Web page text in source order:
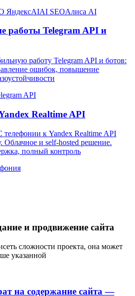
ЯндексAIAI SEOАлиса AI
работы Telegram API и
работу Telegram API и ботов:
ошибок, повышение
API
Realtime API
к Yandex Realtime API
Облачное и self-hosted решение.
полный контроль
и продвижение сайта
сложности проекта, она может
указанной
на содержание сайта —